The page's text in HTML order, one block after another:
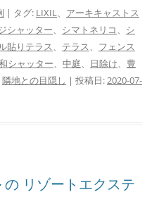
| タグ: LIXIL、 アーキキャストス
シャッター、 シマトネリコ、 シ
貼りテラス、 テラス、 フェンス
シャッター、 中庭、 日除け、 豊
隣地との目隠し | 投稿日:2020-07-
リゾートエクステ